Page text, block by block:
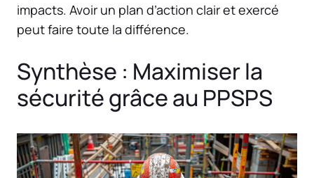
impacts. Avoir un plan d’action clair et exercé
peut faire toute la différence.
Synthèse : Maximiser la
sécurité grâce au PPSPS